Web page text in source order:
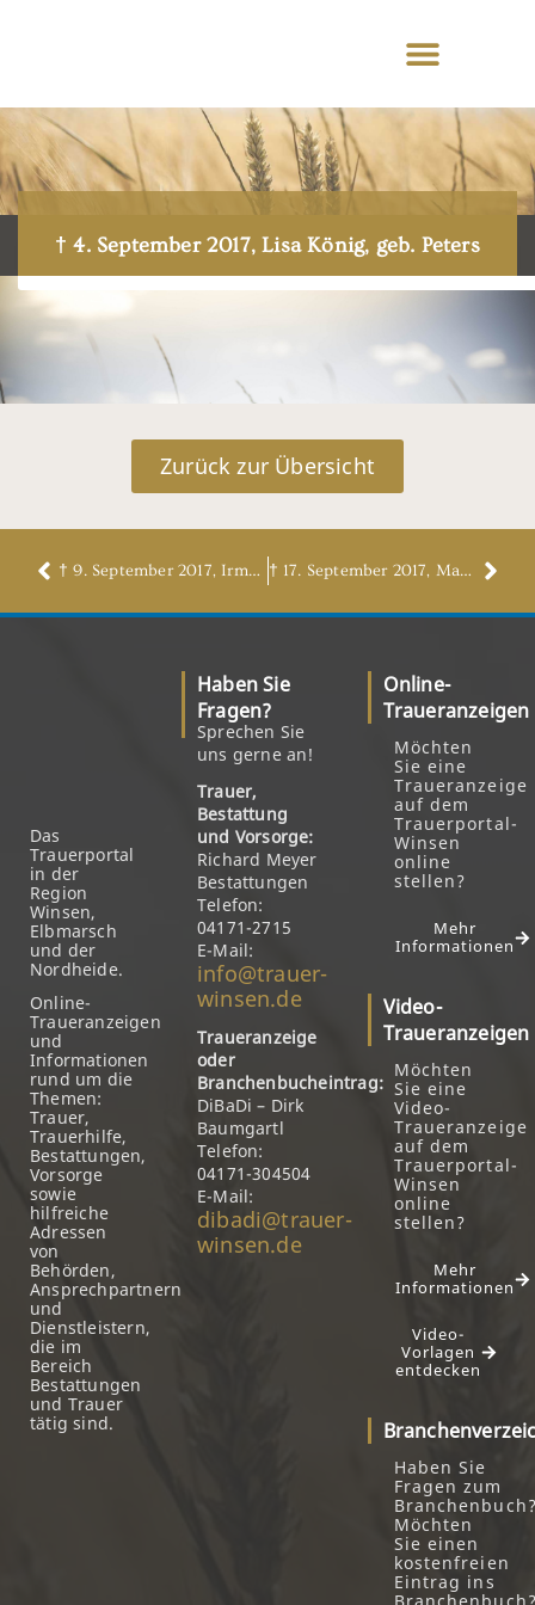
† 4. September 2017, Lisa König, geb. Peters
Zurück zur Übersicht
† 9. September 2017, Irma Ott, geb. Hillmer † 17. September 2017, Manfred Pettelkau
Das
Trauerportal
in der
Region
Winsen,
Elbmarsch
und der
Nordheide.
Online-
Traueranzeigen
und
Informationen
rund um die
Themen:
Trauer,
Trauerhilfe,
Bestattungen,
Vorsorge
sowie
hilfreiche
Adressen
von
Behörden,
Ansprechpartnern
und
Dienstleistern,
die im
Bereich
Bestattungen
und Trauer
tätig sind.
Haben Sie
Fragen?
Sprechen Sie
uns gerne an!
Trauer,
Bestattung
und Vorsorge:
Richard Meyer
Bestattungen
Telefon:
04171-2715
E-Mail:
info@trauer-
winsen.de
Traueranzeige
oder
Branchenbucheintrag:
DiBaDi – Dirk
Baumgartl
Telefon:
04171-304504
E-Mail:
dibadi@trauer-
winsen.de
Online-
Traueranzeigen
Möchten
Sie eine
Traueranzeige
auf dem
Trauerportal-
Winsen
online
stellen?
Mehr
Informationen
Video-
Traueranzeigen
Möchten
Sie eine
Video-
Traueranzeige
auf dem
Trauerportal-
Winsen
online
stellen?
Mehr
Informationen
Video-
Vorlagen
entdecken
Haben Sie
Fragen zum
Möchten
Sie einen
kostenfreien
Eintrag ins